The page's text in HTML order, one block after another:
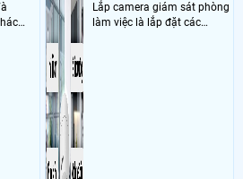
TP.HCM, Việt Nam (xưởng may nằm
dụng
Dịch vụ camera quan sát1 cam
trắng, 1 thẻ nhớ 256GB 4sGen , wifi
Hiệp
Địa điểm lăp đặt camera
hòa, bình tân, Sử dụng
01 thẻ 32gb mi
Lắp camera giám sát phòng
làm việc là lắp đặt các